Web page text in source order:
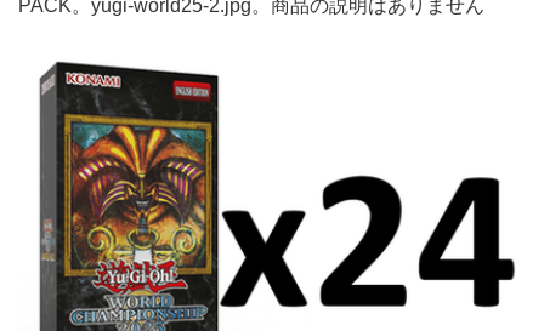
PACK。yugi-world25-2.jpg。商品の説明はありません